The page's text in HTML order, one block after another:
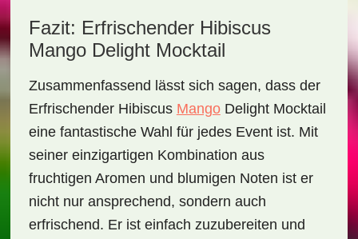
Fazit: Erfrischender Hibiscus
Mango Delight Mocktail
Zusammenfassend lässt sich sagen, dass der
Erfrischender Hibiscus MangoDelight Mocktail
eine fantastische Wahl für jedes Event ist. Mit
seiner einzigartigen Kombination aus
fruchtigen Aromen und blumigen Noten ist er
nicht nur ansprechend, sondern auch
erfrischend. Er ist einfach zuzubereiten und